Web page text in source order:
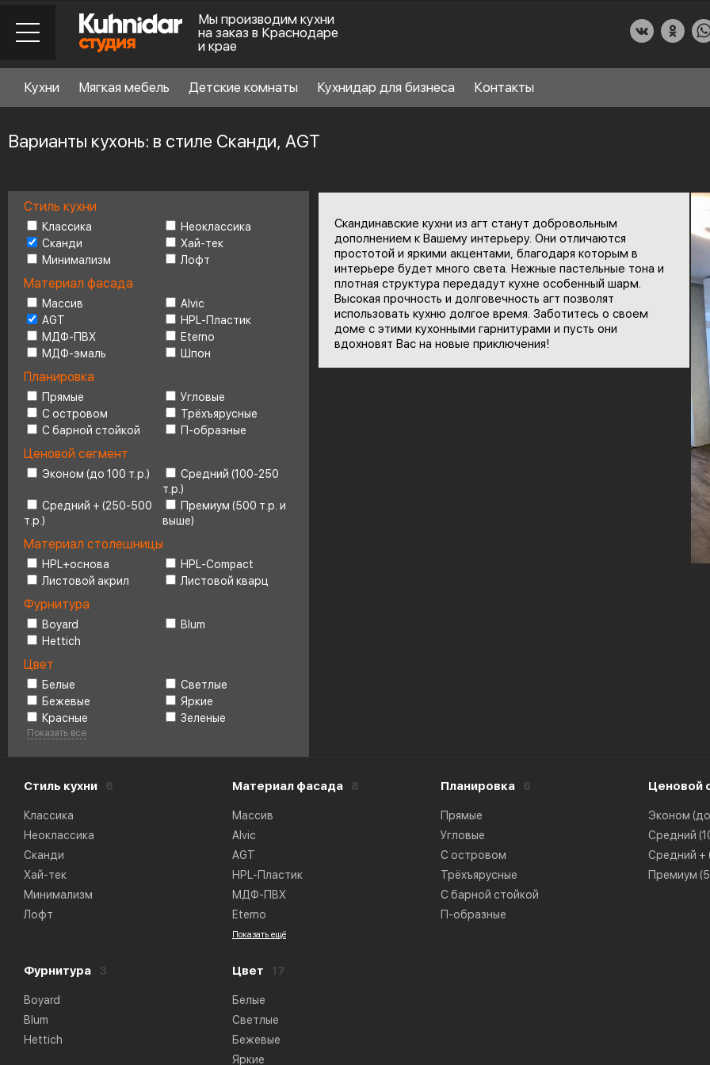
Мы производим кухни
на заказ в Краснодаре
и крае
Стиль кухни
Материал фасада 8
Планировка
Ценовой сегмент
НАШИ УСЛУГИ
СПРАВОЧНЫЙ РАЗДЕЛ
ПАРТНЕРЫ
Кухни Мягкая мебель Детские комнаты Кухнидар для бизнеса Контакты
Варианты кухонь: в стиле Сканди, AGT
Стиль кухни
Классика
Неоклассика
Сканди
Хай-тек
Минимализм
Лофт
Материал фасада
Массив
Alvic
AGT
HPL-Пластик
МДФ-ПВХ
Eterno
МДФ-эмаль
Шпон
Планировка
Прямые
Угловые
С островом
Трёхъярусные
С барной стойкой
П-образные
Ценовой сегмент
Эконом (до 100 т.р.)
Средний (100-250
т.р.)
Средний + (250-500
т.р.)
Премиум (500 т.р. и
выше)
Материал столешницы
HPL+основа
HPL-Compact
Листовой акрил
Листовой кварц
Фурнитура
Boyard
Blum
Hettich
Цвет
Белые
Светлые
Бежевые
Яркие
Красные
Зеленые
Показать все
Скандинавские кухни из агт станут добровольным
дополнением к Вашему интерьеру. Они отличаются
простотой и яркими акцентами, благодаря которым в
интерьере будет много света. Нежные пастельные тона и
плотная структура передадут кухне особенный шарм.
Высокая прочность и долговечность агт позволят
использовать кухню долгое время. Заботитесь о своем
доме с этими кухонными гарнитурами и пусть они
вдохновят Вас на новые приключения!
Стиль кухни 6
Классика
Неоклассика
Сканди
Хай-тек
Минимализм
Лофт
Материал фасада 8
Массив
Alvic
AGT
HPL-Пластик
МДФ-ПВХ
Eterno
Показать ещё
Планировка 6
Прямые
Угловые
С островом
Трёхъярусные
С барной стойкой
П-образные
Ценовой
Эконом (до
Средний
Средний +
Премиум
Фурнитура 3
Boyard
Blum
Hettich
Цвет 17
Белые
Светлые
Бежевые
Яркие